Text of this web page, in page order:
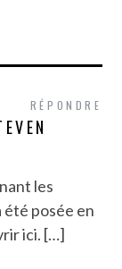
RÉPONDRE
les
été posée en
ici. […]